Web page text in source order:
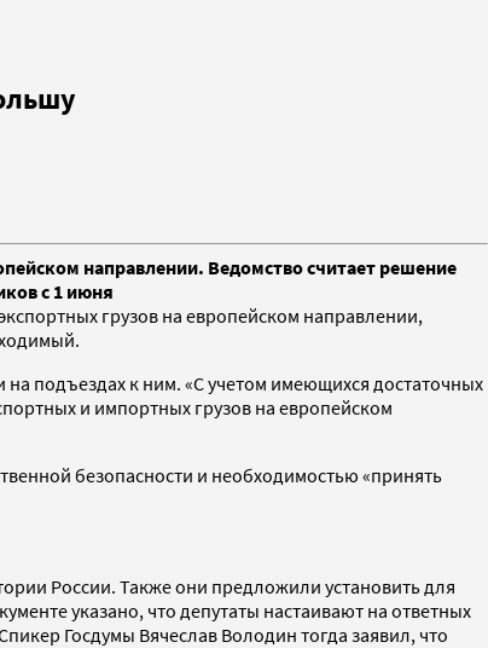
направлении. Ведомство считает решение
с 1 июня
грузов на европейском направлении,
на подъездах к ним. «С учетом имеющихся достаточных
и импортных грузов на европейском
безопасности и необходимостью «принять
России. Также они предложили установить для
указано, что депутаты настаивают на ответных
Госдумы Вячеслав Володин тогда заявил, что